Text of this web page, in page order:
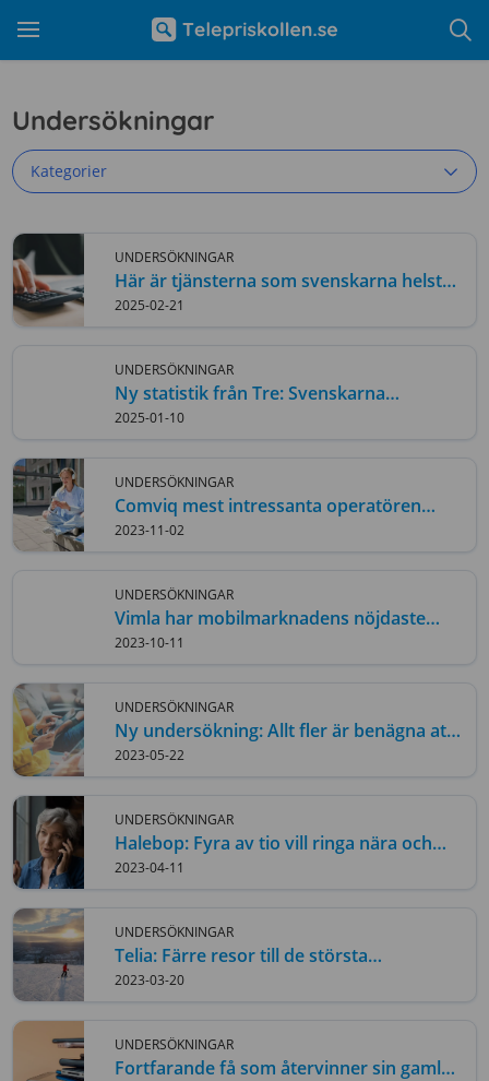
Undersökningar
UNDERSÖKNINGAR
Här är tjänsterna som svenskarna helst
jämför
2025-02-21
UNDERSÖKNINGAR
Ny statistik från Tre: Svenskarna
roamade mer än någonsin 2024
2025-01-10
UNDERSÖKNINGAR
Comviq mest intressanta operatören
bland studenter
2023-11-02
UNDERSÖKNINGAR
Vimla har mobilmarknadens nöjdaste
privatkunder – för andra året i rad
2023-10-11
UNDERSÖKNINGAR
Ny undersökning: Allt fler är benägna att
byta operatör
2023-05-22
UNDERSÖKNINGAR
Halebop: Fyra av tio vill ringa nära och
kära oftare
2023-04-11
UNDERSÖKNINGAR
Telia: Färre resor till de största
skidorterna jämfört med 2022
2023-03-20
UNDERSÖKNINGAR
Fortfarande få som återvinner sin gamla
Kategorier